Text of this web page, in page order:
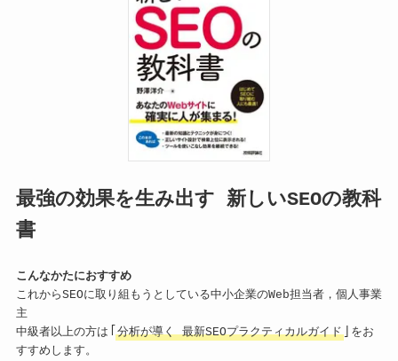
SEO対策の勉強におすすめの本9選！目的別に良書を紹介
最強の効果を生み出す 新しいSEOの教科
書
こんなかたにおすすめ
これからSEOに取り組もうとしている中小企業のWeb担当者，個人事業
主
中級者以上の方は「
分析が導く 最新SEOプラクティカルガイド」をお
すすめします。